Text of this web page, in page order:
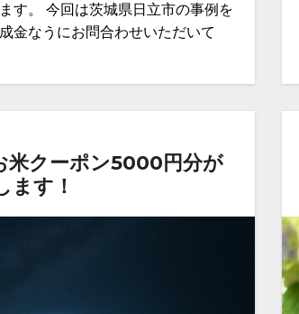
す。 今回は茨城県日立市の事例を
金なうにお問合わせいただいて
米クーポン5000円分が
ます！